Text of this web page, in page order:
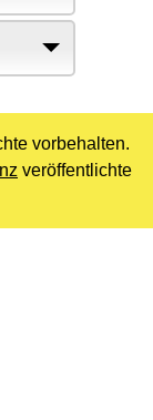
vorbehalten.
veröffentlichte